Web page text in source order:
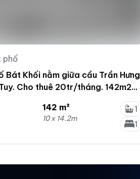
phố
Bát Khối nằm giữa cầu Trần Hưng
Cho thuê 20tr/tháng. 142m2
142 m²
10 x 14.2m
1
1